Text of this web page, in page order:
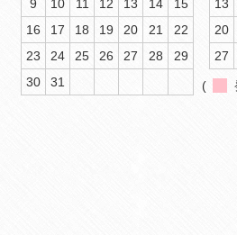
9
10 11 12 13 14
15
16
17 18 19 20 21
22
23
24 25 26 27 28
29
30
31
13
20
27
(